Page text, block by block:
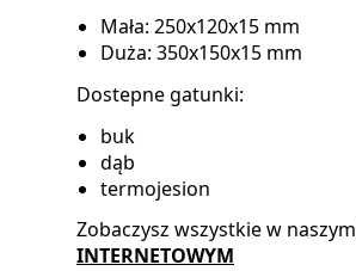
Mała: 250x120x15 mm
Duża: 350x150x15 mm
Dostepne gatunki:
buk
dąb
termojesion
Zobaczysz wszystkie w naszym
INTERNETOWYM